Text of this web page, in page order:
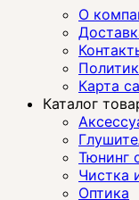
О
Карта
Каталог
Тюнинг
Чистка
Оптика